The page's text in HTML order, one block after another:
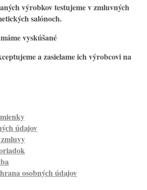
výrobkov testujeme v zmluvných
salónoch.
vyskúšané
a zasielame ich výrobcovi na
údajov
osobných údajov